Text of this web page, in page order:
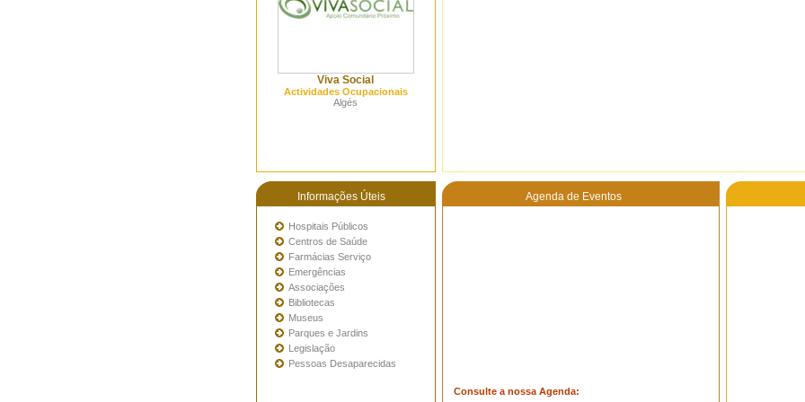
Viva Social
Actividades Ocupacionais
Algés
Informações Úteis Agenda de Eventos
Hospitais Públicos
Centros de Saúde
Farmácias Serviço
Emergências
Associações
Bibliotecas
Museus
Parques e Jardins
Legislação
Pessoas Desaparecidas
Consulte a nossa Agenda: